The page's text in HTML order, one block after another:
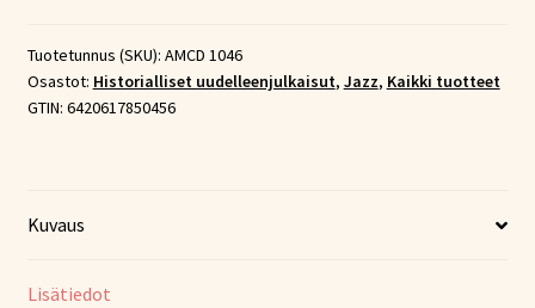
1970
(CD)
määrä
Tuotetunnus (SKU): AMCD 1046
Osastot: Historialliset uudelleenjulkaisut, Jazz, Kaikki tuotteet
GTIN: 6420617850456
Kuvaus
Lisätiedot